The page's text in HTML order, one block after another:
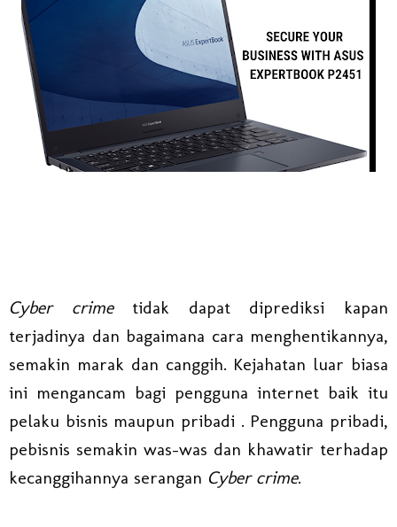
Cyber crimetidak dapat diprediksi kapan
terjadinya dan bagaimana cara menghentikannya,
semakin marak dan canggih. Kejahatan luar biasa
ini mengancam bagi pengguna internet baik itu
pelaku bisnis maupun pribadi . Pengguna pribadi,
pebisnis semakin was-was dan khawatir terhadap
kecanggihannya serangan Cyber crime.